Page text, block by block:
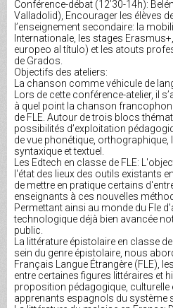
Conférence-débat (12’30-14h):
Valladolid), Encourager les élèves
l’enseignement secondaire: la
Internationale, les stages
europeo al título) et les atouts
de Grados.
Objectifs des ateliers:
La chanson comme véhicule de
Lors de cette conférence-atelier, il
à quel point la chanson
de FLE. Autour de trois blocs
possibilités d’exploitation
de vue phonétique, orthographique,
syntaxique et textuel.
Les Edtech en classe de FLE:
l'état des lieux des outils existants
de mettre en pratique certains
enseignants à ces nouvelles
Permettant ainsi au monde du Fle
technologique déjà bien avancée
public.
La littérature épistolaire en classe
sein du genre épistolaire, nous
Français Langue Étrangère (FLE),
entre certaines figures littéraires et
proposition pédagogique, culturelle
apprenants espagnols du système